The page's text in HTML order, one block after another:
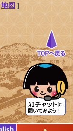
地図 ]